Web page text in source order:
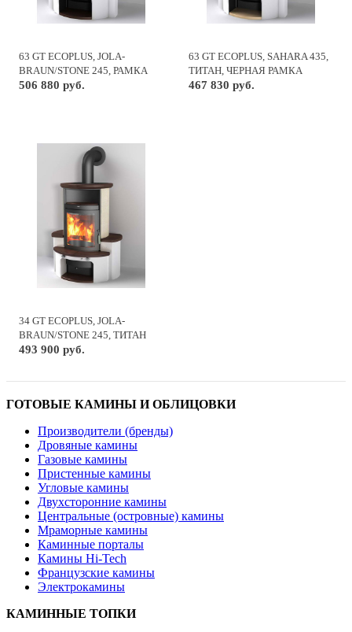
63 GT ECOPLUS, JOLA-
BRAUN/STONE 245, РАМКА
ХРОМ
506 880 руб.
63 GT ECOPLUS, SAHARA 435,
ТИТАН, ЧЕРНАЯ РАМКА
467 830 руб.
34 GT ECOPLUS, JOLA-
BRAUN/STONE 245, ТИТАН
493 900 руб.
ГОТОВЫЕ КАМИНЫ И ОБЛИЦОВКИ
Производители (бренды)
Дровяные камины
Газовые камины
Пристенные камины
Угловые камины
Двухсторонние камины
Центральные (островные) камины
Мраморные камины
Каминные порталы
Камины Hi-Tech
Французские камины
Электрокамины
КАМИННЫЕ ТОПКИ